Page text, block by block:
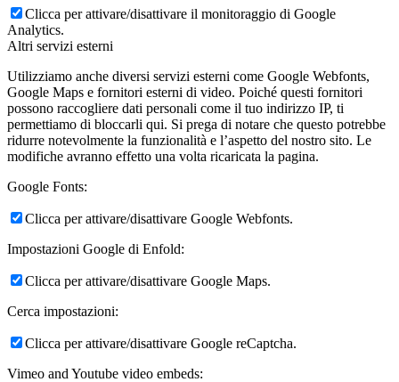
Clicca per attivare/disattivare il monitoraggio di Google
Analytics.
Altri servizi esterni
Utilizziamo anche diversi servizi esterni come Google Webfonts,
Google Maps e fornitori esterni di video. Poiché questi fornitori
possono raccogliere dati personali come il tuo indirizzo IP, ti
permettiamo di bloccarli qui. Si prega di notare che questo potrebbe
ridurre notevolmente la funzionalità e l’aspetto del nostro sito. Le
modifiche avranno effetto una volta ricaricata la pagina.
Google Fonts:
Clicca per attivare/disattivare Google Webfonts.
Impostazioni Google di Enfold:
Clicca per attivare/disattivare Google Maps.
Cerca impostazioni:
Clicca per attivare/disattivare Google reCaptcha.
Vimeo and Youtube video embeds: